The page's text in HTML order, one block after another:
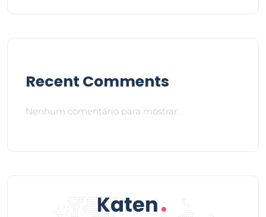
Recent Comments
Nenhum comentário para mostrar.